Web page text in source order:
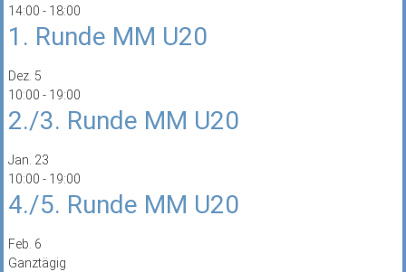
14:00 - 18:00
1. Runde MM U20
Dez. 5
10:00 - 19:00
2./3. Runde MM U20
Jan. 23
10:00 - 19:00
4./5. Runde MM U20
Feb. 6
Ganztägig